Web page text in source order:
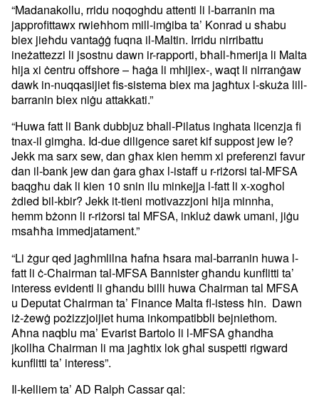
“Madanakollu, rridu noqoghdu attenti li l-barranin ma
japprofittawx rwieħhom mill-imġiba ta’ Konrad u sħabu
biex jieħdu vantaġġ fuqna il-Maltin. Irridu nirribattu
ineżattezzi li jsostnu dawn ir-rapporti, bħall-ħmerija li Malta
hija xi ċentru offshore – ħaġa li mhijiex-, waqt li nirranġaw
dawk in-nuqqasijiet fis-sistema biex ma jagħtux l-skuża lill-
barranin biex niġu attakkati.”
“Huwa fatt li Bank dubbjuz bhall-Pilatus inghata licenzja fi
tnax-il gimgha. Id-due diligence saret kif suppost jew le?
Jekk ma sarx sew, dan għax kien hemm xi preferenzi favur
dan il-bank jew dan ġara għax l-istaff u r-riżorsi tal-MFSA
baqgħu dak li kien 10 snin ilu minkejja l-fatt li x-xogħol
żdied bil-kbir? Jekk it-tieni motivazzjoni hija minnha,
hemm bżonn li r-riżorsi tal MFSA, inkluż dawk umani, jiġu
msaħħa immedjatament.”
“Li żgur qed jagħmlilna ħafna ħsara mal-barranin huwa l-
fatt li ċ-Chairman tal-MFSA Bannister għandu kunflitti ta’
interess evidenti li għandu billi huwa Chairman tal MFSA
u Deputat Chairman ta’ Finance Malta fl-istess ħin. Dawn
iż-żewġ pożizzjoijiet huma inkompatibbli bejniethom.
Aħna naqblu ma’ Evarist Bartolo li l-MFSA għandha
jkollha Chairman li ma jagħtix lok għal suspetti rigward
kunflitti ta’ interess”.
Il-kelliem ta’ AD Ralph Cassar qal: